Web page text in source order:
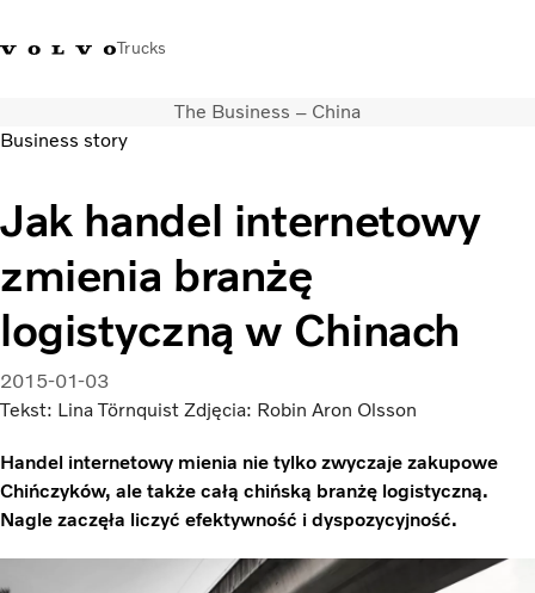
Trucks
Sklep Volvo TrucksZaloguj się Polska
Rozwiązania transportowe
Samochody ciężarowe
Usługi
Wyszukiwarka dealerów
Aktualności
O nas
Volvo Truck Builder
Kontakt
The Business – China
Business story
Jak handel internetowy
zmienia branżę
logistyczną w Chinach
2015-01-03
Tekst: Lina Törnquist Zdjęcia: Robin Aron Olsson
Handel internetowy mienia nie tylko zwyczaje zakupowe
Chińczyków, ale także całą chińską branżę logistyczną.
Nagle zaczęła liczyć efektywność i dyspozycyjność.